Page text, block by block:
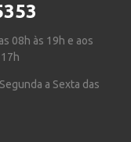
08h às 19h e aos
a Sexta das